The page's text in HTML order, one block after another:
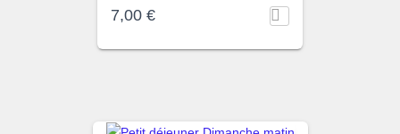
7,00 €